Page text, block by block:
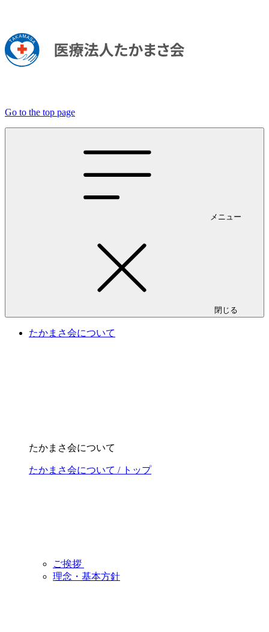
Go to the top page
メニュー
閉じる
たかまさ会について
たかまさ会について
たかまさ会について / トップ
ご挨拶
理念・基本方針